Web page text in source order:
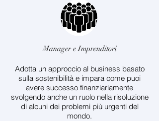
Manager e Imprenditori
Adotta un approccio al business basato
sulla sostenibilità e impara come puoi
avere successo finanziariamente
svolgendo anche un ruolo nella risoluzione
di alcuni dei problemi più urgenti del
mondo.